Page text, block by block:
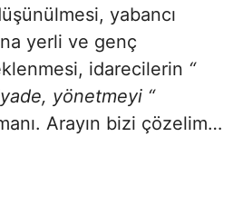
yabancı
yerli ve genç
idarecilerin “
yönetmeyi “
Arayın bizi çözelim…